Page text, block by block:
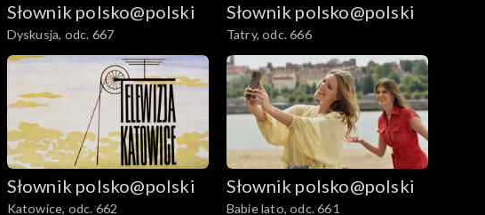
Słownik polsko@polski
Dyskusja, odc. 667
Słownik polsko@polski
Tatry, odc. 666
Słownik polsko@polski
Katowice, odc. 662
Słownik polsko@polski
Babie lato, odc. 661